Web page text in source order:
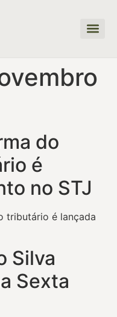
do
é
no STJ
tributário é lançada
Silva
Sexta